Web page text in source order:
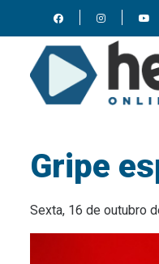
Gripe
Sexta, 16 de outubro